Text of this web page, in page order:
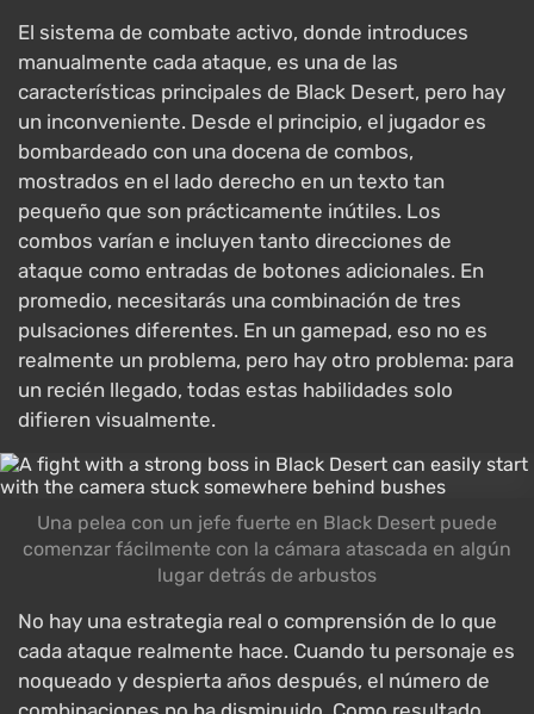
El sistema de combate activo, donde introduces
manualmente cada ataque, es una de las
características principales de Black Desert, pero hay
un inconveniente. Desde el principio, el jugador es
bombardeado con una docena de combos,
mostrados en el lado derecho en un texto tan
pequeño que son prácticamente inútiles. Los
combos varían e incluyen tanto direcciones de
ataque como entradas de botones adicionales. En
promedio, necesitarás una combinación de tres
pulsaciones diferentes. En un gamepad, eso no es
realmente un problema, pero hay otro problema: para
un recién llegado, todas estas habilidades solo
difieren visualmente.
Una pelea con un jefe fuerte en Black Desert puede
comenzar fácilmente con la cámara atascada en algún
lugar detrás de arbustos
No hay una estrategia real o comprensión de lo que
cada ataque realmente hace. Cuando tu personaje es
noqueado y despierta años después, el número de